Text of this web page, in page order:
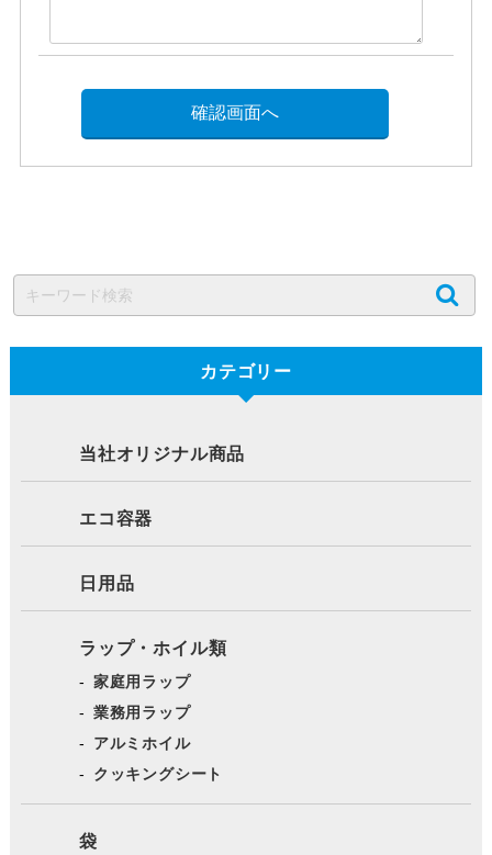
カテゴリー
当社オリジナル商品
エコ容器
日用品
ラップ・ホイル類
家庭用ラップ
業務用ラップ
アルミホイル
クッキングシート
袋